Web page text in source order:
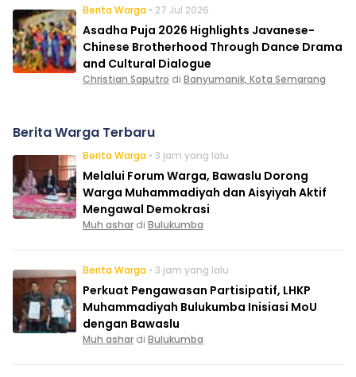
Berita Warga • 27 Jul 2026
Asadha Puja 2026 Highlights Javanese-
Chinese Brotherhood Through Dance Drama
and Cultural Dialogue
Christian Saputro di Banyumanik, Kota Semarang
Berita Warga Terbaru
Berita Warga • 3 jam yang lalu
Melalui Forum Warga, Bawaslu Dorong
Warga Muhammadiyah dan Aisyiyah Aktif
Mengawal Demokrasi
Muh ashar di Bulukumba
Berita Warga • 3 jam yang lalu
Perkuat Pengawasan Partisipatif, LHKP
Muhammadiyah Bulukumba Inisiasi MoU
dengan Bawaslu
Muh ashar di Bulukumba